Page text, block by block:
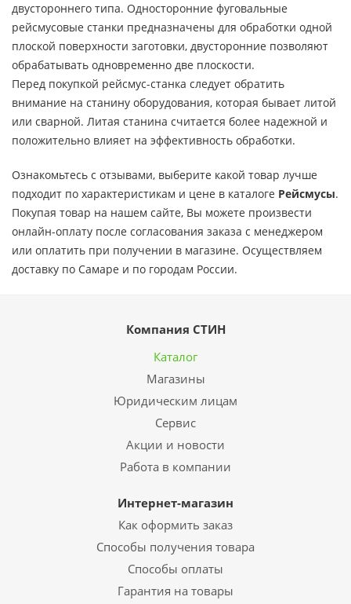
двустороннего типа. Односторонние фуговальные
рейсмусовые станки предназначены для обработки одной
плоской поверхности заготовки, двусторонние позволяют
обрабатывать одновременно две плоскости.
Перед покупкой рейсмус-станка следует обратить
внимание на станину оборудования, которая бывает литой
или сварной. Литая станина считается более надежной и
положительно влияет на эффективность обработки.
Ознакомьтесь с отзывами, выберите какой товар лучше
подходит по характеристикам и цене в каталоге Рейсмусы.
Покупая товар на нашем сайте, Вы можете произвести
онлайн-оплату после согласования заказа с менеджером
или оплатить при получении в магазине. Осуществляем
доставку по Самаре и по городам России.
Компания СТИН
Каталог
Магазины
Юридическим лицам
Сервис
Акции и новости
Работа в компании
Интернет-магазин
Как оформить заказ
Способы получения товара
Способы оплаты
Гарантия на товары